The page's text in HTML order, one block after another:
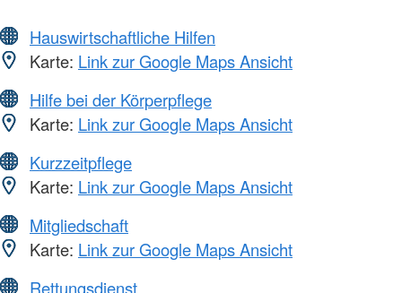
Hauswirtschaftliche Hilfen
Karte: Link zur Google Maps Ansicht
Hilfe bei der Körperpflege
Karte: Link zur Google Maps Ansicht
Kurzzeitpflege
Karte: Link zur Google Maps Ansicht
Mitgliedschaft
Karte: Link zur Google Maps Ansicht
Rettungsdienst